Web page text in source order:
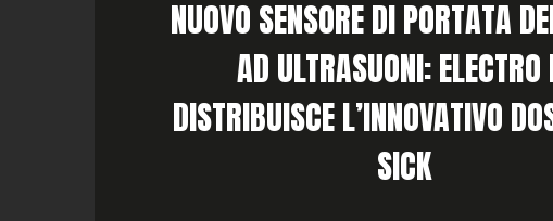
NUOVO SENSORE DI PORTATA
AD ULTRASUONI: ELECTRO
DISTRIBUISCE L’INNOVATIVO
SICK